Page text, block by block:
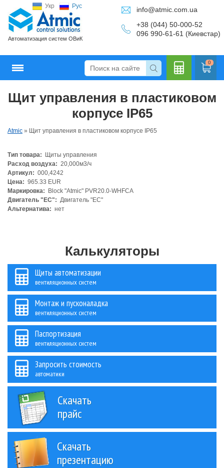
Укр Рус
Автоматизация систем ОВиК
info@atmic.com.ua
+38 (044) 50-000-52
096 990-61-61 (Киевстар)
0
Щит управления в пластиковом
корпусе IP65
Atmic » Щит управления в пластиковом корпусе IP65
Тип товара:
Щиты управления
Расход воздуха: 20,000м3/ч
Артикул: 000,4242
Цена: 965.33 EUR
Маркировка:
Block "Atmic" PVR20.0-WHFCA
Двигатель "ЕС": Двигатель "ЕС"
Альтернатива: нет
Калькуляторы
Щиты автоматизации
вентиляционных систем
Монтаж и пусконаладка
вентиляционных систем
Паспортизация
вентиляционных систем
Запросить стоимость
автоматики
Скачать
прайс
Скачать
презентацию